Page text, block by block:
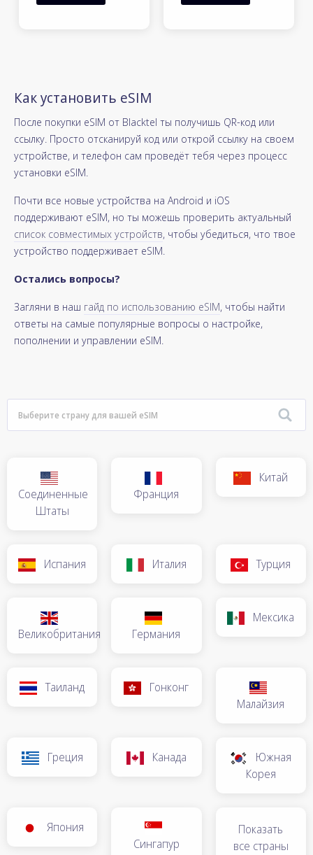
Как установить eSIM
После покупки eSIM от Blacktel ты получишь QR-код или
ссылку. Просто отсканируй код или открой ссылку на своем
устройстве, и телефон сам проведёт тебя через процесс
установки eSIM.
Почти все новые устройства на Android и iOS
поддерживают eSIM, но ты можешь проверить актуальный
список совместимых устройств, чтобы убедиться, что твое
устройство поддерживает eSIM.
Остались вопросы?
Загляни в наш гайд по использованию eSIM, чтобы найти
ответы на самые популярные вопросы о настройке,
пополнении и управлении eSIM.
Соединенные
Штаты
Франция
Китай
Испания Италия Турция
Великобритания Германия
Мексика
Таиланд
Гонконг
Малайзия
Греция Канада
Южная
Корея
Япония
Сингапур
Показать
все страны